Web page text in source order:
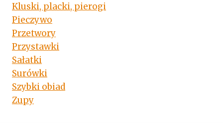
Kluski, placki, pierogi
Pieczywo
Przetwory
Przystawki
Sałatki
Surówki
Szybki obiad
Zupy